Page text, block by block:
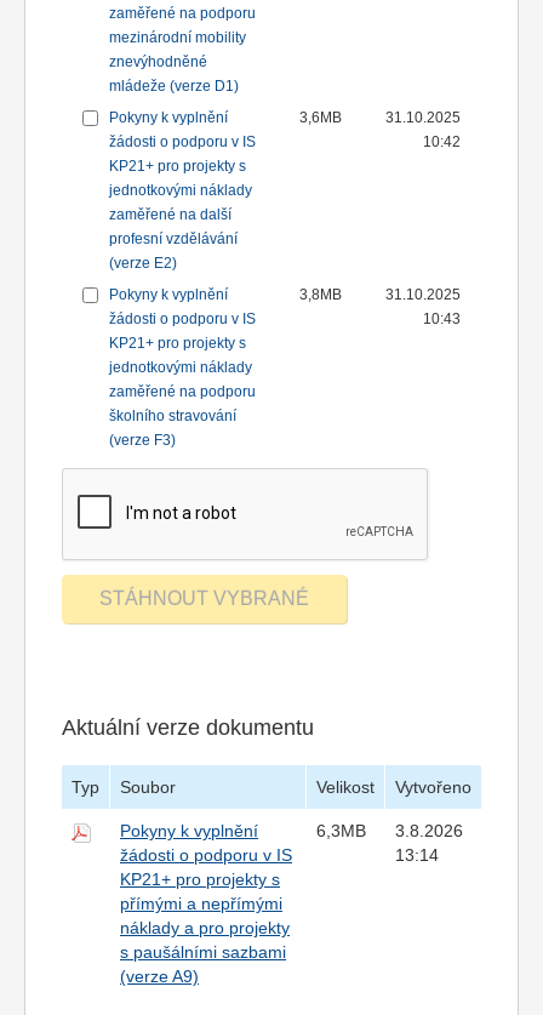
zaměřené na podporu
mezinárodní mobility
znevýhodněné
mládeže (verze D1)
Pokyny k vyplnění
žádosti o podporu v IS
KP21+ pro projekty s
jednotkovými náklady
zaměřené na další
profesní vzdělávání
(verze E2)
3,6MB
31.10.2025
10:42
Pokyny k vyplnění
žádosti o podporu v IS
KP21+ pro projekty s
jednotkovými náklady
zaměřené na podporu
školního stravování
(verze F3)
3,8MB
31.10.2025
10:43
Aktuální verze dokumentu
Typ Soubor Velikost Vytvořeno
Pokyny k vyplnění
žádosti o podporu v IS
KP21+ pro projekty s
přímými a nepřímými
náklady a pro projekty
s paušálními sazbami
(verze A9)
6,3MB
3.8.2026
13:14